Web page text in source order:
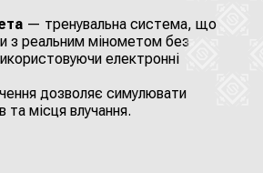
— тренувальна система, що
з реальним мінометом без
електронні
дозволяє симулювати
та місця влучання.